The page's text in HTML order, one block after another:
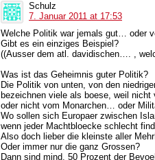
Schulz
7. Januar 2011 at 17:53
Welche Politik war jemals gut… oder
Gibt es ein einziges Beispiel?
((Ausser dem atl. davidischen…. ,
Was ist das Geheimnis guter Politik?
Die Politik von unten, von den
bezeichnen viele als boese, weil
oder nicht vom Monarchen… oder
Wo sollen sich Europaer zwischen
wenn jeder Machtbloecke schlecht
Also doch lieber die kleinste aller
Oder immer nur die ganz Grossen?
Dann sind mind. 50 Prozent der